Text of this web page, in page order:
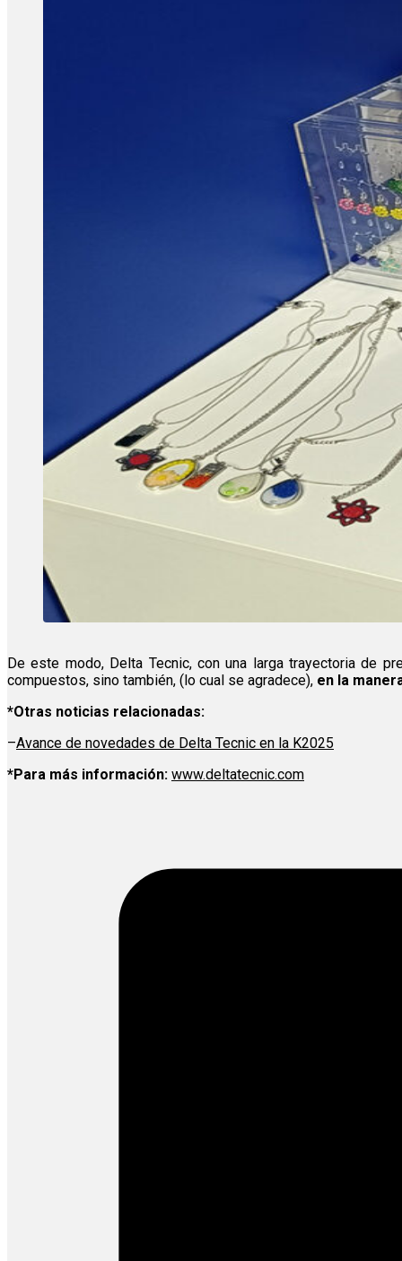
De este modo, Delta Tecnic, con una larga trayectoria de
compuestos, sino también, (lo cual se agradece), en la
*Otras noticias relacionadas:
–Avance de novedades de Delta Tecnic en la K2025
*Para más información: www.deltatecnic.com